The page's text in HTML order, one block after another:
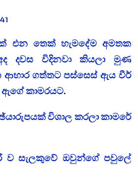
එන තෙක් හැමදේම අමතක
දවස විදිනවා කියලා මුණ
ආහාර ගත්තට පස්සෙස් ඇය වීර්
කාමරයට.
විශාල කරලා කාමරේ
ව සැලකුවේ ඔවුන්ගේ පවුලේ